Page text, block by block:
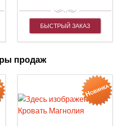
БЫСТРЫЙ ЗАКАЗ
продаж